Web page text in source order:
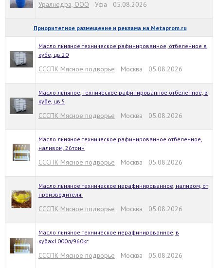
Уралнедра, ООО Уфа 05.08.2026
Приоритетное размещение и реклама на Metaprom.ru
Масло льняное техническое рафинированное, отбеленное в
кубе, цв.20
СССПК Мясное подворье Москва 05.08.2026
Масло льняное, техническое рафинированное отбеленное, в
кубе, цв.5
СССПК Мясное подворье Москва 05.08.2026
Масло льняное техническое рафинированное отбеленное,
наливом, 26тонн
СССПК Мясное подворье Москва 05.08.2026
Масло льняное техническое нерафинированное, наливом, от
производителя.
СССПК Мясное подворье Москва 05.08.2026
Масло льняное техническое нерафинированное, в
кубах1000л/960кг
СССПК Мясное подворье Москва 05.08.2026